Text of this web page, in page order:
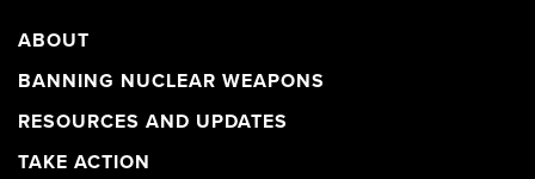
ABOUT
BANNING NUCLEAR WEAPONS
RESOURCES AND UPDATES
TAKE ACTION